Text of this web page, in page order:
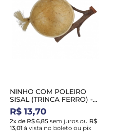
NINHO COM POLEIRO
SISAL (TRINCA FERRO) -
HADASSA NH40
R$ 13,70
2x de R$ 6,85 sem juros ou R$
13,01 à vista no boleto ou pix